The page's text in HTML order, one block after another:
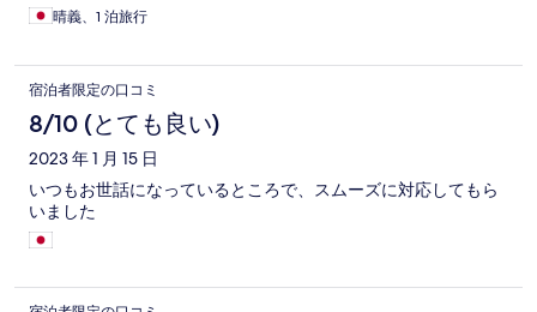
晴義、1 泊旅行
宿泊者限定の口コミ
8/10 (とても良い)
2023 年 1 月 15 日
いつもお世話になっているところで、スムーズに対応してもら
いました